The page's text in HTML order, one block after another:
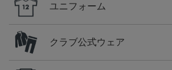
ユニフォーム
クラブ公式ウェア